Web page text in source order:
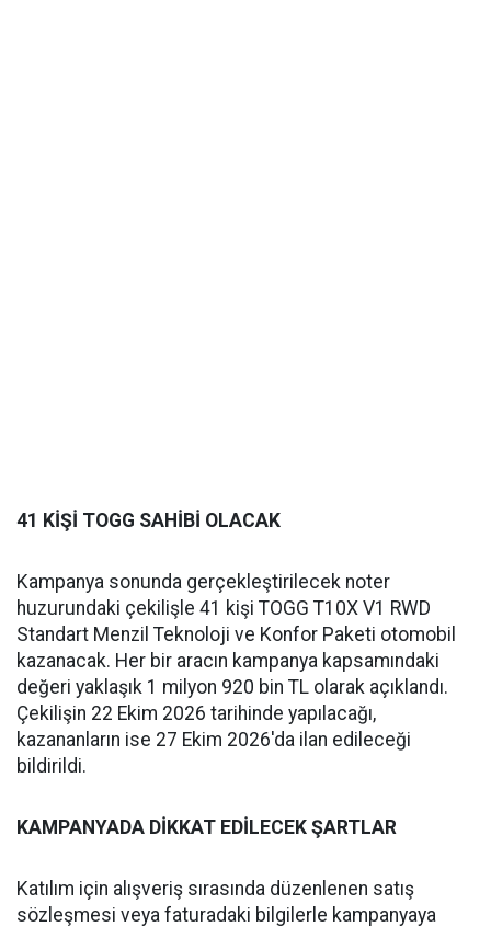
41 KİŞİ TOGG SAHİBİ OLACAK
Kampanya sonunda gerçekleştirilecek noter
huzurundaki çekilişle 41 kişi TOGG T10X V1 RWD
Standart Menzil Teknoloji ve Konfor Paketi otomobil
kazanacak. Her bir aracın kampanya kapsamındaki
değeri yaklaşık 1 milyon 920 bin TL olarak açıklandı.
Çekilişin 22 Ekim 2026 tarihinde yapılacağı,
kazananların ise 27 Ekim 2026'da ilan edileceği
bildirildi.
KAMPANYADA DİKKAT EDİLECEK ŞARTLAR
Katılım için alışveriş sırasında düzenlenen satış
sözleşmesi veya faturadaki bilgilerle kampanyaya